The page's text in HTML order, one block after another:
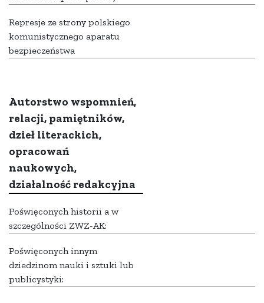
Represje ze strony polskiego
komunistycznego aparatu
bezpieczeństwa
Autorstwo wspomnień,
relacji, pamiętników,
dzieł literackich,
opracowań
naukowych,
działalność redakcyjna
Poświęconych historii a w
szczególności ZWZ-AK:
Poświęconych innym
dziedzinom nauki i sztuki lub
publicystyki: